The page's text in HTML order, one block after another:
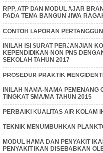
RPP, ATP DAN MODUL AJAR
PADA TEMA BANGUN JIWA
CONTOH LAPORAN
INILAH ISI SURAT PERJANJIAN
KEPENDIDIKAN NON PNS
SEKOLAH TAHUN 2017
PROSEDUR PRAKTIK
INILAH NAMA-NAMA PEMENANG
TINGKAT SMA/MA TAHUN 2015
PERBAIKI KUALITAS AIR KOLAM
TEKNIK MENUMBUHKAN
MODUL HAMA DAN PENYAKIT
PENYAKIT IKAN DISEBABKAN